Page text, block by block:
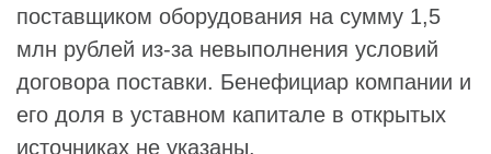
поставщиком оборудования на сумму 1,5
млн рублей из-за невыполнения условий
договора поставки. Бенефициар компании и
его доля в уставном капитале в открытых
источниках не указаны.